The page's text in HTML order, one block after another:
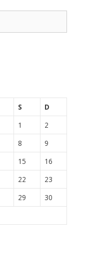
S
D
1
2
8
9
15
16
22
23
29
30